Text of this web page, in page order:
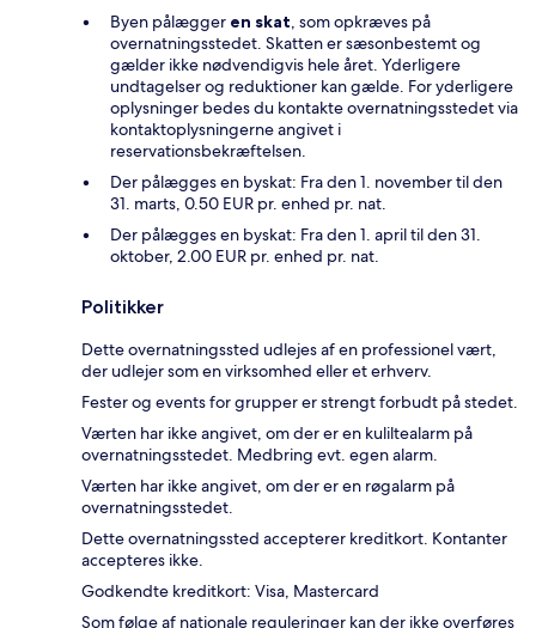
Byen pålægger en skat, som opkræves på
overnatningsstedet. Skatten er sæsonbestemt og
gælder ikke nødvendigvis hele året. Yderligere
undtagelser og reduktioner kan gælde. For yderligere
oplysninger bedes du kontakte overnatningsstedet via
kontaktoplysningerne angivet i
reservationsbekræftelsen.
Der pålægges en byskat: Fra den 1. november til den
31. marts, 0.50 EUR pr. enhed pr. nat.
Der pålægges en byskat: Fra den 1. april til den 31.
oktober, 2.00 EUR pr. enhed pr. nat.
Politikker
Dette overnatningssted udlejes af en professionel vært,
der udlejer som en virksomhed eller et erhverv.
Fester og events for grupper er strengt forbudt på stedet.
Værten har ikke angivet, om der er en kuliltealarm på
overnatningsstedet. Medbring evt. egen alarm.
Værten har ikke angivet, om der er en røgalarm på
overnatningsstedet.
Dette overnatningssted accepterer kreditkort. Kontanter
accepteres ikke.
Godkendte kreditkort: Visa, Mastercard
Som følge af nationale reguleringer kan der ikke overføres